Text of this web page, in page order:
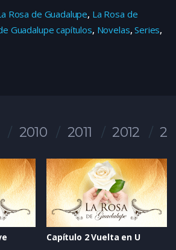
Rosa de Guadalupe, La Rosa de
Guadalupe capítulos, Novelas,Series,
2010 2011 2012
Capítulo 2 Vuelta en U